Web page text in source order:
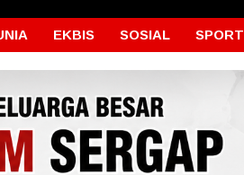
EKBIS SOSIAL SPORT